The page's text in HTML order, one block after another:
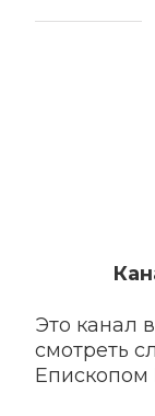
Это канал
смотреть
Епископом